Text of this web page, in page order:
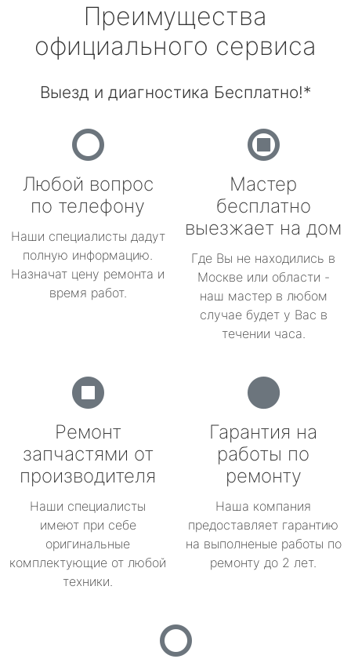
Преимущества
официального сервиса
Выезд и диагностика Бесплатно!*
Любой вопрос
по телефону
Наши специалисты дадут
полную информацию.
Назначат цену ремонта и
время работ.
Мастер
бесплатно
выезжает на дом
Где Вы не находились в
Москве или области -
наш мастер в любом
случае будет у Вас в
течении часа.
Ремонт
запчастями от
производителя
Наши специалисты
имеют при себе
оригинальные
комплектующие от любой
техники.
Гарантия на
работы по
ремонту
Наша компания
предоставляет гарантию
на выполненые работы по
ремонту до 2 лет.